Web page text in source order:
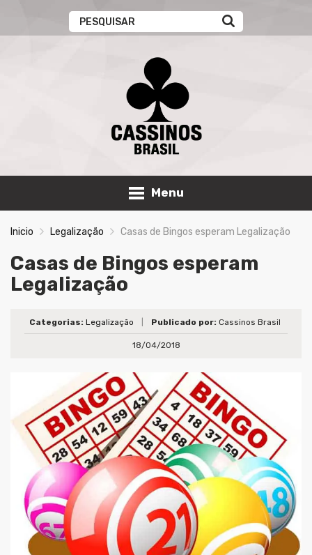
Menu
Inicio Legalização Casas de Bingos esperam Legalização
Casas de Bingos esperam
Legalização
Categorias: Legalização Publicado por: Cassinos Brasil
18/04/2018